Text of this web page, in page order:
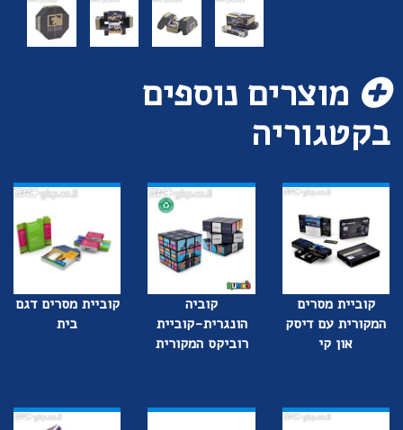
מוצרים נוספים
בקטגוריה
קוביית מסרים
המקורית עם דיסק
און קי
קוביה
הונגרית-קוביית
רוביקס המקורית
קוביית מסרים דגם
בית